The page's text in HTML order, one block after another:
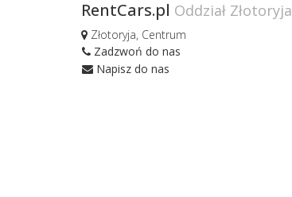
RentCars.pl Oddział Złotoryja
Złotoryja, Centrum
Zadzwoń do nas
Napisz do nas